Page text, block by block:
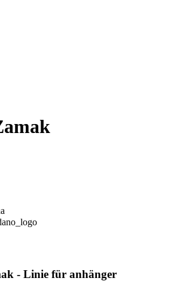
- Linie für anhänger